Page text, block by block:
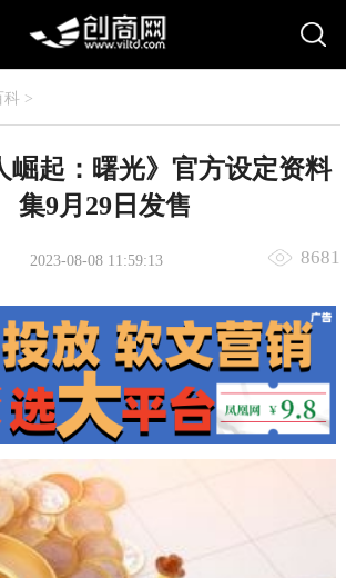
科 >
崛起：曙光》官方设定资料
集9月29日发售
2023-08-08 11:59:13 8681